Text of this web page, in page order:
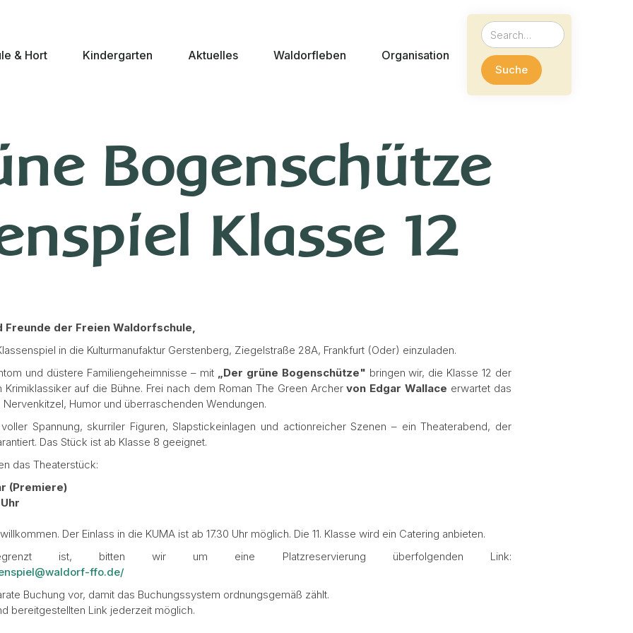
& Hort Kindergarten Aktuelles Waldorfleben Organisation
Bogenschütze
Klasse 12
der Freien Waldorfschule,
in die Kulturmanufaktur Gerstenberg, Ziegelstraße 28A, Frankfurt (Oder) einzuladen.
und düstere Familiengeheimnisse – mit „Der grüne Bogenschütze" bringen wir, die Klasse 12 der
auf die Bühne. Frei nach dem Roman The Green Archervon Edgar Wallace erwartet das
Humor und überraschenden Wendungen.
Spannung, skurriler Figuren, Slapstickeinlagen und actionreicher Szenen – ein Theaterabend, der
Das Stück ist ab Klasse 8 geeignet.
das Theaterstück:
(Premiere)
Der Einlass in die KUMA ist ab 17.30 Uhr möglich. Die 11. Klasse wird ein Catering anbieten.
ist, bitten wir um eine Platzreservierung überfolgenden Link:
ffo.de/
Buchung vor, damit das Buchungssystem ordnungsgemäß zählt.
bereitgestellten Link jederzeit möglich.